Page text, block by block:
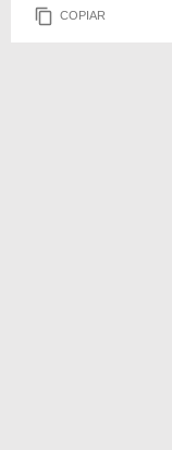
COPIAR